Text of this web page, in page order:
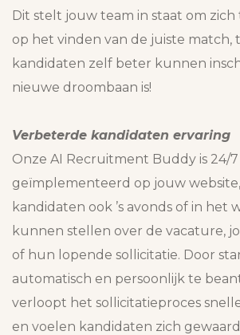
Dit stelt jouw team in staat om
op het vinden van de juiste match,
kandidaten zelf beter kunnen
nieuwe droombaan is!
Verbeterde kandidaten ervaring
Onze AI Recruitment Buddy is 24/
geïmplementeerd op jouw
kandidaten ook ’s avonds of in het
kunnen stellen over de vacature,
of hun lopende sollicitatie. Door
automatisch en persoonlijk te
verloopt het sollicitatieproces
en voelen kandidaten zich